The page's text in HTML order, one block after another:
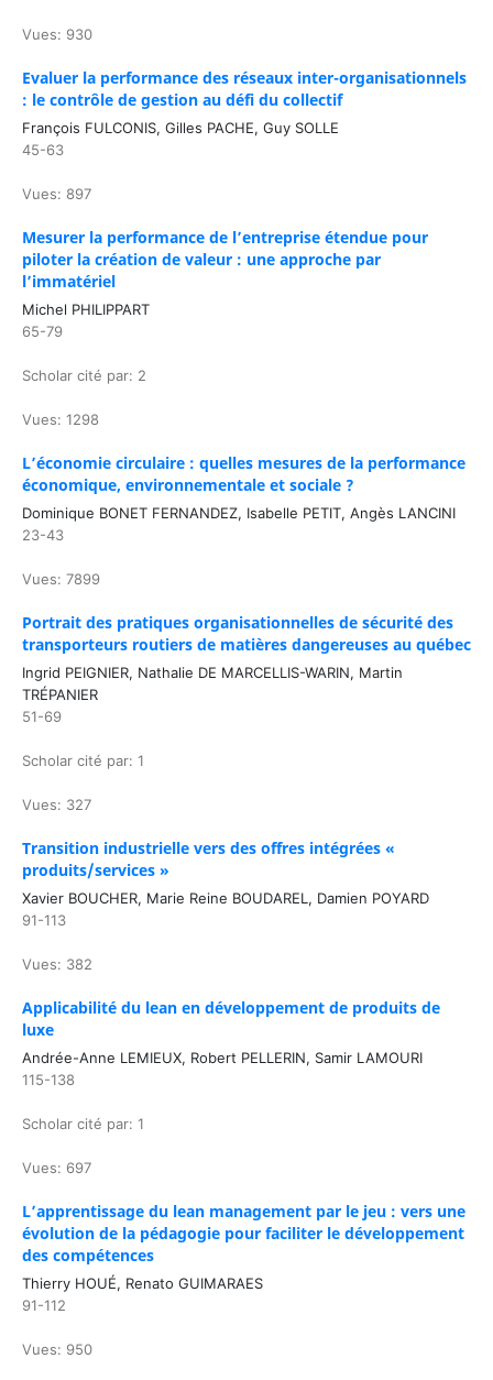
Vues: 930
Evaluer la performance des réseaux inter-organisationnels
: le contrôle de gestion au défi du collectif
François FULCONIS, Gilles PACHE, Guy SOLLE
45-63
Vues: 897
Mesurer la performance de l’entreprise étendue pour
piloter la création de valeur : une approche par
l’immatériel
Michel PHILIPPART
65-79
Scholar cité par: 2
Vues: 1298
L’économie circulaire : quelles mesures de la performance
économique, environnementale et sociale ?
Dominique BONET FERNANDEZ, Isabelle PETIT, Angès LANCINI
23-43
Vues: 7899
Portrait des pratiques organisationnelles de sécurité des
transporteurs routiers de matières dangereuses au québec
Ingrid PEIGNIER, Nathalie DE MARCELLIS-WARIN, Martin
TRÉPANIER
51-69
Scholar cité par: 1
Vues: 327
Transition industrielle vers des offres intégrées «
produits/services »
Xavier BOUCHER, Marie Reine BOUDAREL, Damien POYARD
91-113
Vues: 382
Applicabilité du lean en développement de produits de
luxe
Andrée-Anne LEMIEUX, Robert PELLERIN, Samir LAMOURI
115-138
Scholar cité par: 1
Vues: 697
L’apprentissage du lean management par le jeu : vers une
évolution de la pédagogie pour faciliter le développement
des compétences
Thierry HOUÉ, Renato GUIMARAES
91-112
Vues: 950